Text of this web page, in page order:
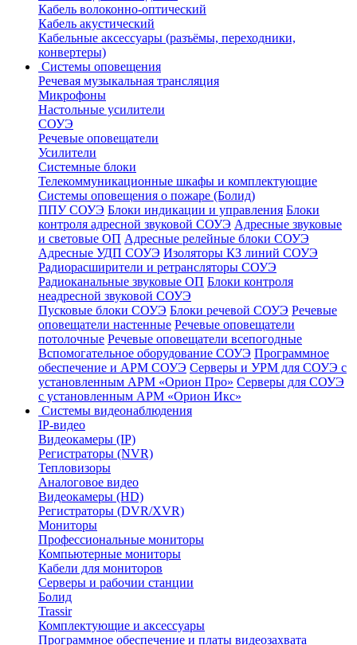
Кабель волоконно-оптический
Кабель акустический
Кабельные аксессуары (разъёмы, переходники,
конвертеры)
Системы оповещения
Речевая музыкальная трансляция
Микрофоны
Настольные усилители
СОУЭ
Речевые оповещатели
Усилители
Системные блоки
Телекоммуникационные шкафы и комплектующие
Системы оповещения о пожаре (Болид)
ППУ СОУЭ Блоки индикации и управления Блоки
контроля адресной звуковой СОУЭ Адресные звуковые
и световые ОП Адресные релейные блоки СОУЭ
Адресные УДП СОУЭ Изоляторы КЗ линий СОУЭ
Радиорасширители и ретрансляторы СОУЭ
Радиоканальные звуковые ОП Блоки контроля
неадресной звуковой СОУЭ
Пусковые блоки СОУЭ Блоки речевой СОУЭ Речевые
оповещатели настенные Речевые оповещатели
потолочные Речевые оповещатели всепогодные
Вспомогательное оборудование СОУЭ Программное
обеспечение и АРМ СОУЭ Серверы и УРМ для СОУЭ с
установленным АРМ «Орион Про» Серверы для СОУЭ
с установленным АРМ «Орион Икс»
Системы видеонаблюдения
IP-видео
Видеокамеры (IP)
Регистраторы (NVR)
Тепловизоры
Аналоговое видео
Видеокамеры (HD)
Регистраторы (DVR/XVR)
Мониторы
Профессиональные мониторы
Компьютерные мониторы
Кабели для мониторов
Серверы и рабочии станции
Болид
Trassir
Комплектующие и аксессуары
Программное обеспечение и платы видеозахвата